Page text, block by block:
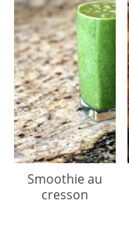
Smoothie au
cresson